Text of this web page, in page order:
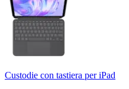
Custodie con tastiera per iPad